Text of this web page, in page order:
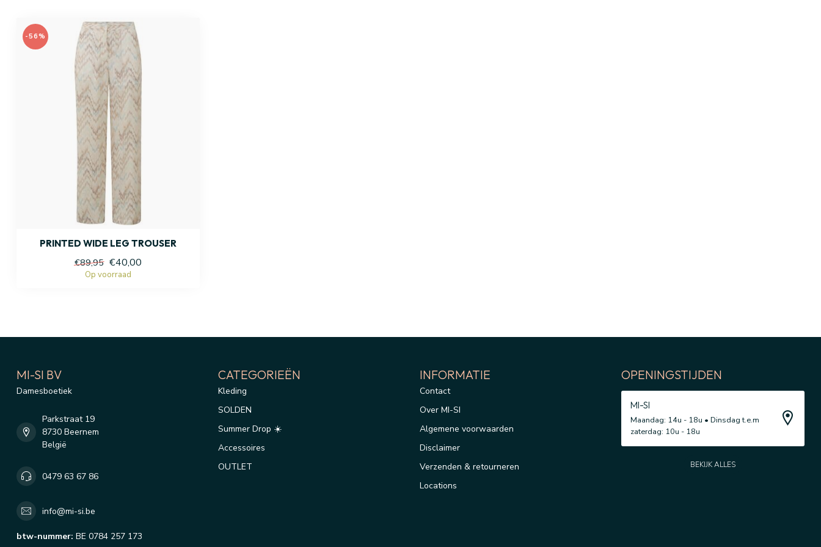
-56%
PRINTED WIDE LEG TROUSER
€89,95 €40,00
Op voorraad
MI-SI BV
Damesboetiek
Parkstraat 19
8730 Beernem
België
0479 63 67 86
info@mi-si.be
btw-nummer: BE 0784 257 173
CATEGORIEËN
Kleding
SOLDEN
Summer Drop ☀️
Accessoires
OUTLET
INFORMATIE
Contact
Over MI-SI
Algemene voorwaarden
Disclaimer
Verzenden & retourneren
Locations
OPENINGSTIJDEN
MI-SI
Maandag: 14u - 18u • Dinsdag t.e.m
zaterdag: 10u - 18u
BEKIJK ALLES